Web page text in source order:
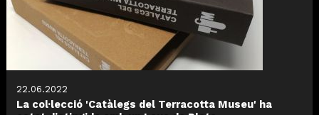
22.06.2022
La col·lecció 'Catàlegs del Terracotta Museu' ha